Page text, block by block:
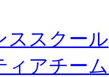
ススクール
ィアチー